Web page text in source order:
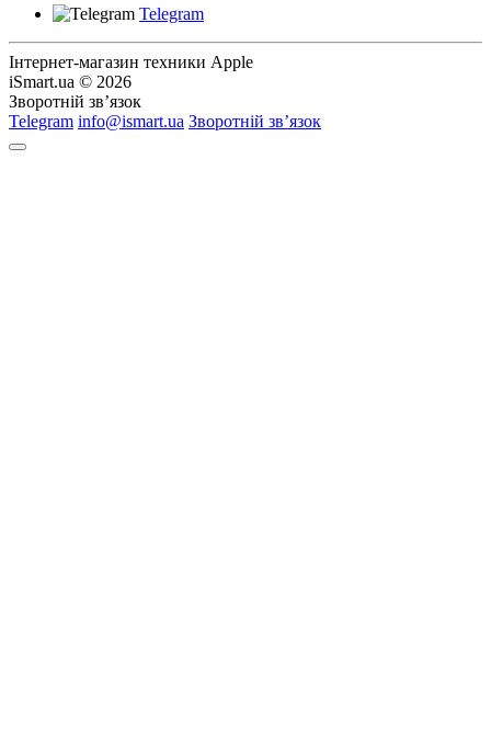
Telegram
Інтернет-магазин техники Apple
iSmart.ua © 2026
Зворотній зв’язок
Telegram info@ismart.ua Зворотній зв’язок